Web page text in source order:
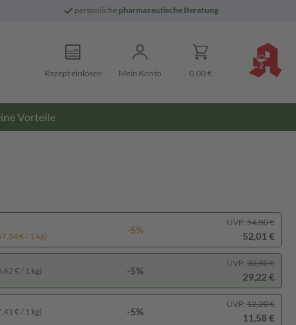
persönliche pharmazeutische Beratung
Rezept einlösen Mein Konto 0,00 €
Vorteile
€ / 1 kg)
-5%
UVP: 54,80 €
52,01 €
€ / 1 kg) -5%
UVP: 30,80 €
29,22 €
€ / 1 kg) -5%
UVP: 12,20 €
11,58 €